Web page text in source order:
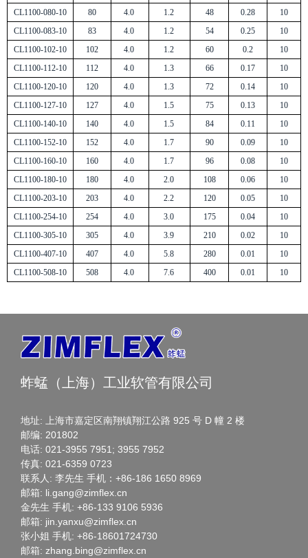
CL1100-080-10
80 4.0 1.2 48 0.28
10
CL1100-083-10
83 4.0 1.2 54 0.25
10
CL1100-102-10
102 4.0 1.2 60 0.2
10
CL1100-112-10
112 4.0 1.3 66 0.17
10
CL1100-120-10
120 4.0 1.3 72 0.14
10
CL1100-127-10
127 4.0 1.5 75 0.13
10
CL1100-140-10
140 4.0 1.5 84 0.11
10
CL1100-152-10
152 4.0 1.7 90 0.09
10
CL1100-160-10
160 4.0 1.7 96 0.08
10
CL1100-180-10
180 4.0 2.0 108 0.06
10
CL1100-203-10
203 4.0 2.2 120 0.05
10
CL1100-254-10
254 4.0 3.0 175 0.04
10
CL1100-305-10
305 4.0 3.9 210 0.02
10
CL1100-407-10
407 4.0 5.8 280 0.01
10
CL1100-508-10
508 4.0 7.6 400 0.01 10
蚱蜢（上海）工业软管有限公司
地址: 上海市嘉定区南翔镇翔江公路 925 号 D 幢 2 楼
邮编: 201802
电话: 021-3955 7951; 3955 7952
传真: 021-6359 0723
联系人: 李先生 手机：+86-186 1650 8969
邮箱: li.gang@zimflex.cn
金先生 手机: +86-133 9106 5936
邮箱: jin.yanxu@zimflex.cn
张小姐 手机: +86-18601724730
邮箱: zhang.bing@zimflex.cn